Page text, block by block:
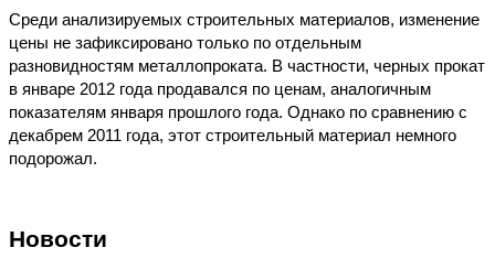
Среди анализируемых строительных материалов, изменение
цены не зафиксировано только по отдельным
разновидностям металлопроката. В частности, черных прокат
в январе 2012 года продавался по ценам, аналогичным
показателям января прошлого года. Однако по сравнению с
декабрем 2011 года, этот строительный материал немного
подорожал.
Новости